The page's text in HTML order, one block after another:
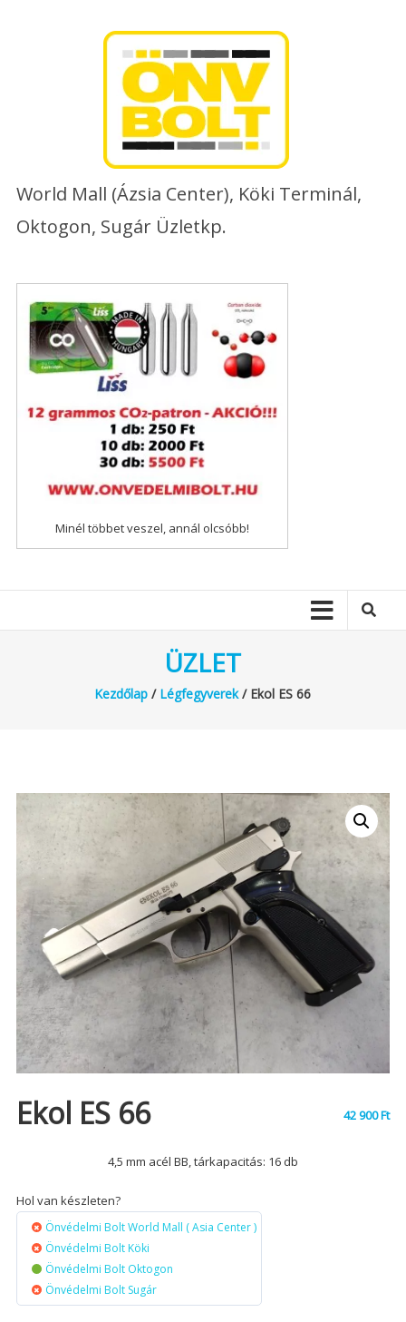
World Mall (Ázsia Center), Köki Terminál,
Oktogon, Sugár Üzletkp.
Minél többet veszel, annál olcsóbb!
ÜZLET
Kezdőlap / Légfegyverek/ Ekol ES 66
Ekol ES 66 42 900Ft
4,5 mm acél BB, tárkapacitás: 16 db
Hol van készleten?
Önvédelmi Bolt World Mall ( Asia Center )
Önvédelmi Bolt Köki
Önvédelmi Bolt Oktogon
Önvédelmi Bolt Sugár